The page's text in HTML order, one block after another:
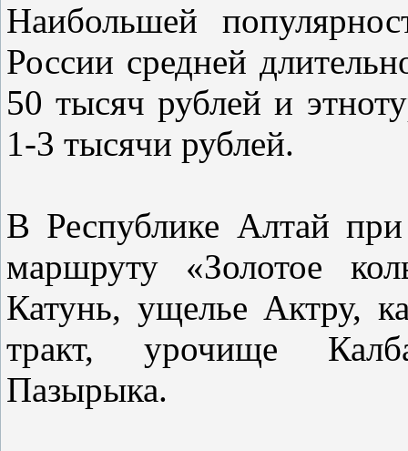
Наибольшей
России средней
50 тысяч рублей и
1-3 тысячи рублей.
В Республике Алтай
маршруту «Золотое
Катунь, ущелье Актру,
тракт, урочище
Пазырыка.